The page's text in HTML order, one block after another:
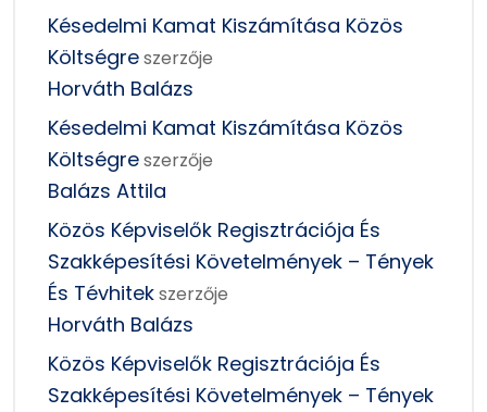
Késedelmi Kamat Kiszámítása Közös
Költségreszerzője
Horváth Balázs
Késedelmi Kamat Kiszámítása Közös
Költségreszerzője
Balázs Attila
Közös Képviselők Regisztrációja És
Szakképesítési Követelmények – Tények
És Tévhitekszerzője
Horváth Balázs
Közös Képviselők Regisztrációja És
Szakképesítési Követelmények – Tények